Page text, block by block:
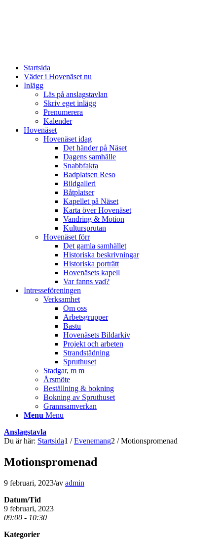
Startsida
Väder i Hovenäset nu
Inlägg
Läs på anslagstavlan
Skriv eget inlägg
Prenumerera
Kalender
Hovenäset
Hovenäset idag
Det händer på Näset
Dagens samhälle
Snabbfakta
Badplatsen Reso
Bildgalleri
Båtplatser
Kapellet på Näset
Karta över Hovenäset
Vandring & Motion
Kultursprutan
Hovenäset förr
Det gamla samhället
Historiska beskrivningar
Historiska porträtt
Hovenäsets kapell
Var fanns vad?
Intresseföreningen
Verksamhet
Om oss
Arbetsgrupper
Bastu
Hovenäsets Bildarkiv
Projekt och arbeten
Strandstädning
Spruthuset
Stadgar, m m
Årsmöte
Beställning & bokning
Bokning av Spruthuset
Grannsamverkan
Menu Menu
Anslagstavla
Du är här: Startsida1 / Evenemang2 / Motionspromenad
Motionspromenad
9 februari, 2023/av admin
Datum/Tid
9 februari, 2023
09:00 - 10:30
Kategorier